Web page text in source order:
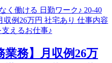
業務】月収例26万